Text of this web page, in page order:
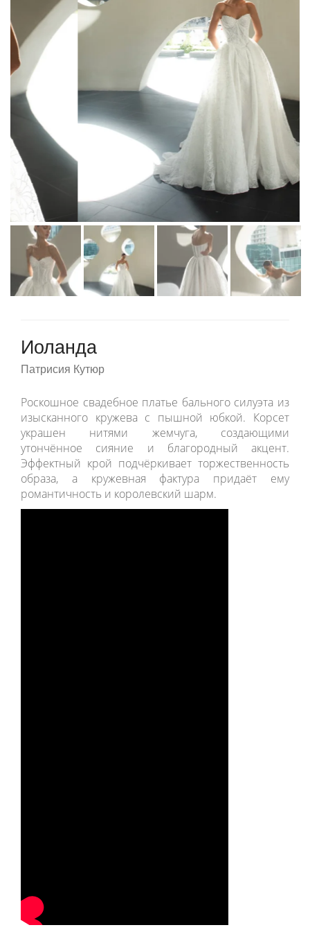
BELFASO
Lussano
Naviblue
Olivia Bottega
Все платья
Контакты
Отзывы
О салоне
Иоланда
Патрисия Кутюр
Роскошное свадебное платье бального силуэта из
изысканного кружева с пышной юбкой. Корсет
украшен нитями жемчуга, создающими
утончённое сияние и благородный акцент.
Эффектный крой подчёркивает торжественность
образа, а кружевная фактура придаёт ему
романтичность и королевский шарм.